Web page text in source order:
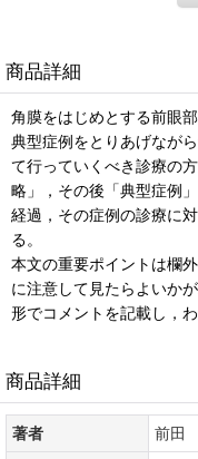
商品詳細
角膜をはじめとする前眼
典型症例をとりあげなが
て行っていくべき診療の
略」，その後「典型症例
経過，その症例の診療に
る。
本文の重要ポイントは欄
に注意して見たらよいか
形でコメントを記載し，
商品詳細
著者
前田